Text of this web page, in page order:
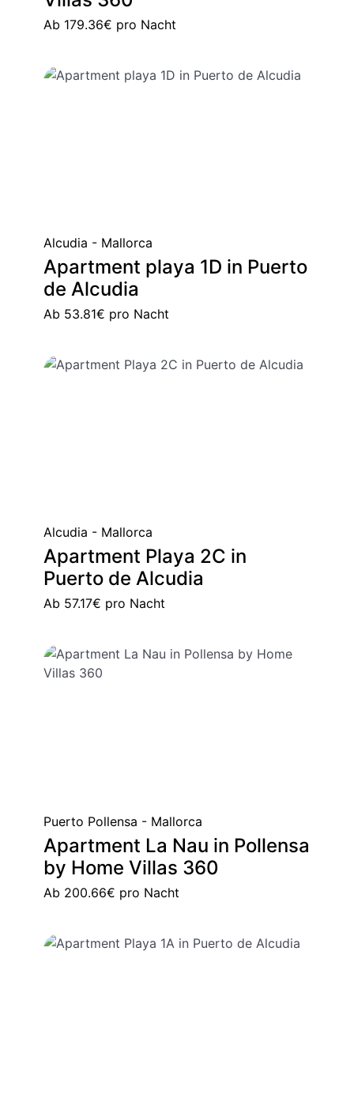
Ab 179.36€ pro Nacht
Alcudia - Mallorca
Apartment playa 1D in Puerto
de Alcudia
Ab 53.81€ pro Nacht
Alcudia - Mallorca
Apartment Playa 2C in
Puerto de Alcudia
Ab 57.17€ pro Nacht
Puerto Pollensa - Mallorca
Apartment La Nau in Pollensa
by Home Villas 360
Ab 200.66€ pro Nacht